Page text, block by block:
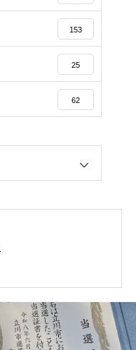
153
25
62